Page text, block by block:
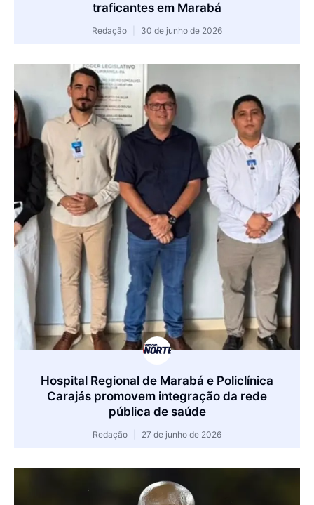
traficantes em Marabá
Redação 30 de junho de 2026
Hospital Regional de Marabá e Policlínica
Carajás promovem integração da rede
pública de saúde
Redação 27 de junho de 2026